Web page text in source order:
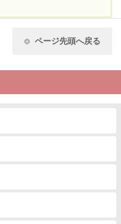
ページ先頭へ戻る